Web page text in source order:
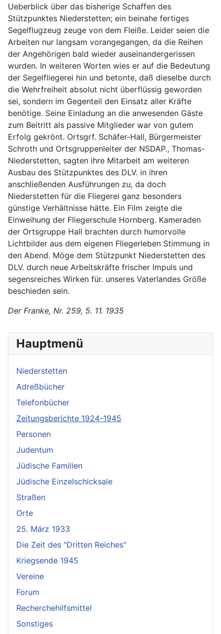
Ueberblick über das bisherige Schaffen des
Stützpunktes Niederstetten; ein beinahe fertiges
Segelflugzeug zeuge von dem Fleiße. Leider seien die
Arbeiten nur langsam vorangegangen, da die Reihen
der Angehörigen bald wieder auseinandergerissen
wurden. In weiteren Worten wies er auf die Bedeutung
der Segelfliegerei hin und betonte, daß dieselbe durch
die Wehrfreiheit absolut nicht überflüssig geworden
sei, sondern im Gegenteil den Einsatz aller Kräfte
benötige. Seine Einladung an die anwesenden Gäste
zum Beitritt als passive Mitglieder war von gutem
Erfolg gekrönt. Ortsgrf. Schäfer-Hall, Bürgermeister
Schroth und Ortsgruppenleiter der NSDAP., Thomas-
Niederstetten, sagten ihre Mitarbeit am weiteren
Ausbau des Stützpunktes des DLV. in ihren
anschließenden Ausführungen zu, da doch
Niederstetten für die Fliegerei ganz besonders
günstige Verhältnisse hätte. Ein Film zeigte die
Einweihung der Fliegerschule Hornberg. Kameraden
der Ortsgruppe Hall brachten durch humorvolle
Lichtbilder aus dem eigenen Fliegerleben Stimmung in
den Abend. Möge dem Stützpunkt Niederstetten des
DLV. durch neue Arbeitskräfte frischer Impuls und
segensreiches Wirken für. unseres Vaterlandes Größe
beschieden sein.
Der Franke, Nr. 259, 5. 11. 1935
Hauptmenü
Niederstetten
Adreßbücher
Telefonbücher
Zeitungsberichte 1924-1945
Personen
Judentum
Jüdische Familien
Jüdische Einzelschicksale
Straßen
Orte
25. März 1933
Die Zeit des "Dritten Reiches"
Kriegsende 1945
Vereine
Forum
Recherchehilfsmittel
Sonstiges